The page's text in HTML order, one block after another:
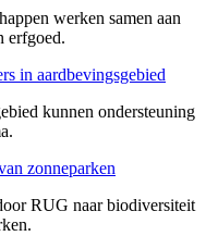
werken samen aan
erfgoed.
in aardbevingsgebied
kunnen ondersteuning
zonneparken
RUG naar biodiversiteit